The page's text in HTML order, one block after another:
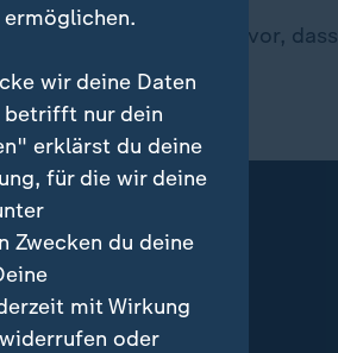
Allerdings hob er hervor, dass
ermöglichen.
wir deine Daten
betrifft nur dein
erklärst du deine
für die wir deine
Zwecken du deine
mit Wirkung
oder